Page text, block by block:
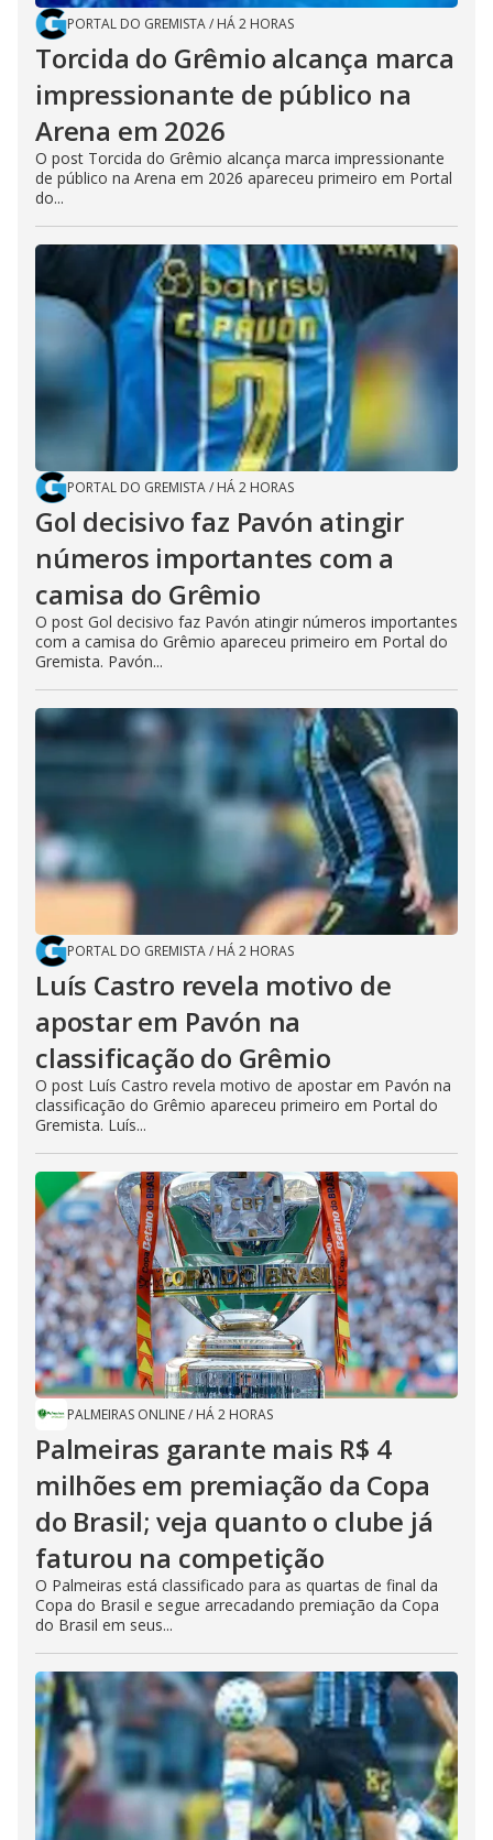
PORTAL DO GREMISTA/ HÁ 2 HORAS
Torcida do Grêmio alcança marca
impressionante de público na
Arena em 2026
O post Torcida do Grêmio alcança marca impressionante
de público na Arena em 2026 apareceu primeiro em Portal
do...
PORTAL DO GREMISTA/ HÁ 2 HORAS
Gol decisivo faz Pavón atingir
números importantes com a
camisa do Grêmio
O post Gol decisivo faz Pavón atingir números importantes
com a camisa do Grêmio apareceu primeiro em Portal do
Gremista. Pavón...
PORTAL DO GREMISTA/ HÁ 2 HORAS
Luís Castro revela motivo de
apostar em Pavón na
classificação do Grêmio
O post Luís Castro revela motivo de apostar em Pavón na
classificação do Grêmio apareceu primeiro em Portal do
Gremista. Luís...
PALMEIRAS ONLINE/ HÁ 2 HORAS
Palmeiras garante mais R$ 4
milhões em premiação da Copa
do Brasil; veja quanto o clube já
faturou na competição
O Palmeiras está classificado para as quartas de final da
Copa do Brasil e segue arrecadando premiação da Copa
do Brasil em seus...